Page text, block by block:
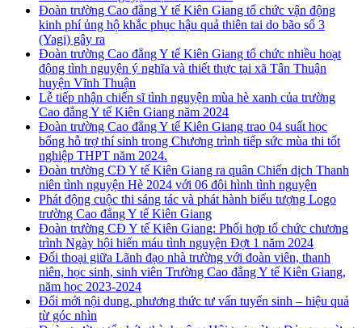
Đoàn trường Cao đẳng Y tế Kiên Giang tổ chức vận động
kinh phí ủng hộ khắc phục hậu quả thiên tai do bão số 3
(Yagi) gây ra
Đoàn trường Cao đẳng Y tế Kiên Giang tổ chức nhiều hoạt
động tình nguyện ý nghĩa và thiết thực tại xã Tân Thuận
huyện Vĩnh Thuận
Lễ tiếp nhận chiến sĩ tình nguyện mùa hè xanh của trường
Cao đẳng Y tế Kiên Giang năm 2024
Đoàn trường Cao đẳng Y tế Kiên Giang trao 04 suất học
bổng hỗ trợ thí sinh trong Chương trình tiếp sức mùa thi tốt
nghiệp THPT năm 2024.
Đoàn trường CĐ Y tế Kiên Giang ra quân Chiến dịch Thanh
niên tình nguyện Hè 2024 với 06 đội hình tình nguyện
Phát động cuộc thi sáng tác và phát hành biểu tượng Logo
trường Cao đẳng Y tế Kiên Giang
Đoàn trường CĐ Y tế Kiên Giang: Phối hợp tổ chức chương
trình Ngày hội hiến máu tình nguyện Đợt 1 năm 2024
Đối thoại giữa Lãnh đạo nhà trường với đoàn viên, thanh
niên, học sinh, sinh viên Trường Cao đẳng Y tế Kiên Giang,
năm học 2023-2024
Đổi mới nội dung, phương thức tư vấn tuyển sinh – hiệu quả
từ góc nhìn